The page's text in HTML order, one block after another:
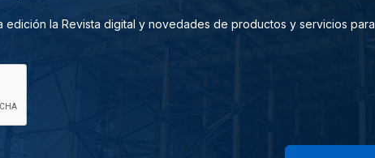
edición la Revista digital y novedades de productos y servicios para